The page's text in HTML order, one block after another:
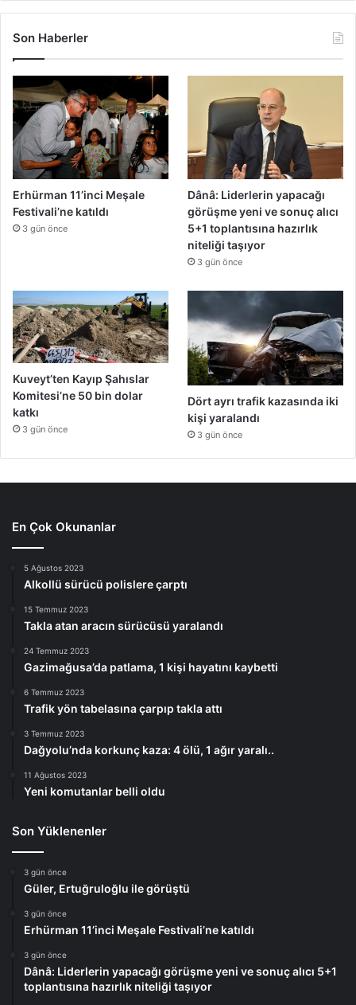
Son Haberler
Erhürman 11’inci Meşale
Festivali’ne katıldı
3 gün önce
Dânâ: Liderlerin yapacağı
görüşme yeni ve sonuç alıcı
5+1 toplantısına hazırlık
niteliği taşıyor
3 gün önce
Kuveyt’ten Kayıp Şahıslar
Komitesi’ne 50 bin dolar
katkı
3 gün önce
Dört ayrı trafik kazasında iki
kişi yaralandı
3 gün önce
En Çok Okunanlar
5 Ağustos 2023
Alkollü sürücü polislere çarptı
15 Temmuz 2023
Takla atan aracın sürücüsü yaralandı
24 Temmuz 2023
Gazimağusa’da patlama, 1 kişi hayatını kaybetti
6 Temmuz 2023
Trafik yön tabelasına çarpıp takla attı
3 Temmuz 2023
Dağyolu’nda korkunç kaza: 4 ölü, 1 ağır yaralı..
11 Ağustos 2023
Yeni komutanlar belli oldu
Son Yüklenenler
3 gün önce
Güler, Ertuğruloğlu ile görüştü
3 gün önce
Erhürman 11’inci Meşale Festivali’ne katıldı
3 gün önce
Dânâ: Liderlerin yapacağı görüşme yeni ve sonuç alıcı 5+1
toplantısına hazırlık niteliği taşıyor